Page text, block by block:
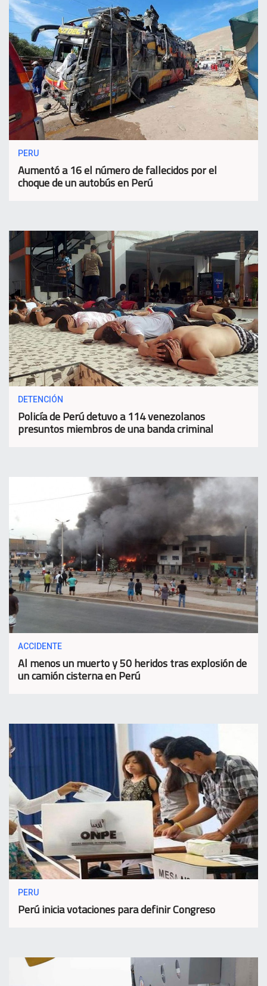
PERU
Aumentó a 16 el número de fallecidos por el
choque de un autobús en Perú
DETENCIÓN
Policía de Perú detuvo a 114 venezolanos
presuntos miembros de una banda criminal
ACCIDENTE
Al menos un muerto y 50 heridos tras explosión de
un camión cisterna en Perú
PERU
Perú inicia votaciones para definir Congreso